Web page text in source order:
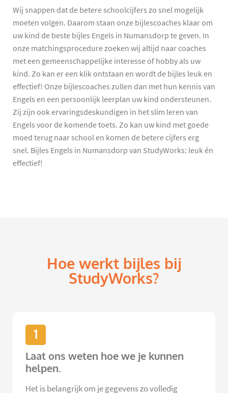
Wij snappen dat de betere schoolcijfers zo snel mogelijk
moeten volgen. Daarom staan onze bijlescoaches klaar om
uw kind de beste bijles Engels in Numansdorp te geven. In
onze matchingsprocedure zoeken wij altijd naar coaches
met een gemeenschappelijke interesse of hobby als uw
kind. Zo kan er een klik ontstaan en wordt de bijles leuk en
effectief! Onze bijlescoaches zullen dan met hun kennis van
Engels en een persoonlijk leerplan uw kind ondersteunen.
Zij zijn ook ervaringsdeskundigen in het slim leren van
Engels voor de komende toets. Zo kan uw kind met goede
moed terug naar school en komen de betere cijfers erg
snel. Bijles Engels in Numansdorp van StudyWorks: leuk én
effectief!
Hoe werkt bijles bij
StudyWorks?
1
Laat ons weten hoe we je kunnen
helpen.
Het is belangrijk om je gegevens zo volledig